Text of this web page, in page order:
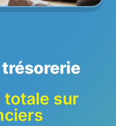
totale sur